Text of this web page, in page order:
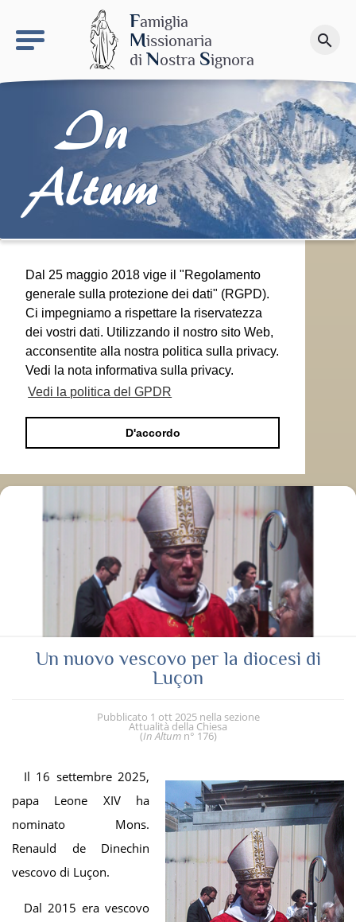
Famiglia
Missionaria
diNostra Signora
search
Fai una donazione
In
Altum
Dal 25 maggio 2018 vige il "Regolamento
generale sulla protezione dei dati" (RGPD).
Ci impegniamo a rispettare la riservatezza
dei vostri dati. Utilizzando il nostro sito Web,
acconsentite alla nostra politica sulla privacy.
Vedi la nota informativa sulla privacy.
Vedi la politica del GPDR
D'accordo
Un nuovo vescovo per la diocesi di
Luçon
Pubblicato 1 ott 2025 nella sezione
Attualità della Chiesa
(In Altumn° 176)
Il 16 settembre 2025,
papa Leone XIV ha
nominato Mons.
Renauld de Dinechin
vescovo di Luçon.
Dal 2015 era vescovo